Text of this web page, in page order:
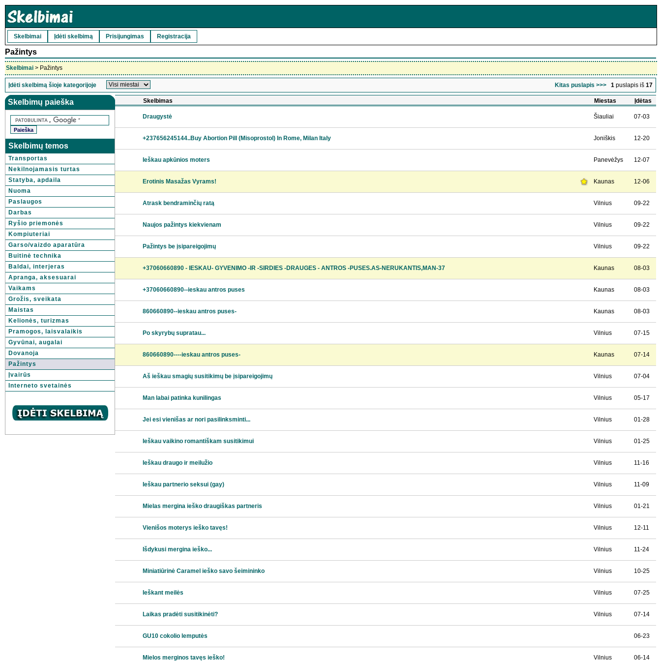
Skelbimai Įdėti skelbimą Prisijungimas Registracija
Pažintys
Skelbimai > Pažintys
Įdėti skelbimą šioje kategorijoje Kitas puslapis >>> 1 puslapis iš 17
Skelbimų paieška
Skelbimų temos
Transportas
Nekilnojamasis turtas
Statyba, apdaila
Nuoma
Paslaugos
Darbas
Ryšio priemonės
Kompiuteriai
Garso/vaizdo aparatūra
Buitinė technika
Baldai, interjeras
Apranga, aksesuarai
Vaikams
Grožis, sveikata
Maistas
Kelionės, turizmas
Pramogos, laisvalaikis
Gyvūnai, augalai
Dovanoja
Pažintys
Įvairūs
Interneto svetainės
Skelbimas Miestas Įdėtas
Draugystė Šiauliai 07-03
+237656245144..Buy Abortion Pill (Misoprostol) In Rome, Milan Italy Joniškis 12-20
Ieškau apkūnios moters Panevėžys 12-07
Erotinis Masažas Vyrams! Kaunas 12-06
Atrask bendraminčių ratą Vilnius 09-22
Naujos pažintys kiekvienam Vilnius 09-22
Pažintys be įsipareigojimų Vilnius 09-22
+37060660890 - IESKAU- GYVENIMO -IR -SIRDIES -DRAUGES - ANTROS -PUSES.AS-NERUKANTIS,MAN-37 Kaunas 08-03
+37060660890--ieskau antros puses Kaunas 08-03
860660890--ieskau antros puses- Kaunas 08-03
Po skyrybų supratau... Vilnius 07-15
860660890----ieskau antros puses- Kaunas 07-14
Aš ieškau smagių susitikimų be įsipareigojimų Vilnius 07-04
Man labai patinka kunilingas Vilnius 05-17
Jei esi vienišas ar nori pasilinksminti... Vilnius 01-28
Ieškau vaikino romantiškam susitikimui Vilnius 01-25
Ieškau draugo ir meilužio Vilnius 11-16
Ieškau partnerio sеksui (gay) Vilnius 11-09
Mielas mergina ieško draugiškas partneris Vilnius 01-21
Vienišos moterys ieško tavęs! Vilnius 12-11
Išdykusi mergina ieško... Vilnius 11-24
Miniatiūrinė Caramel ieško savo šeimininko Vilnius 10-25
Ieškant meilės Vilnius 07-25
Laikas pradėti susitikinėti? Vilnius 07-14
GU10 cokolio lemputės 06-23
Mielos merginos tavęs ieško! Vilnius 06-14